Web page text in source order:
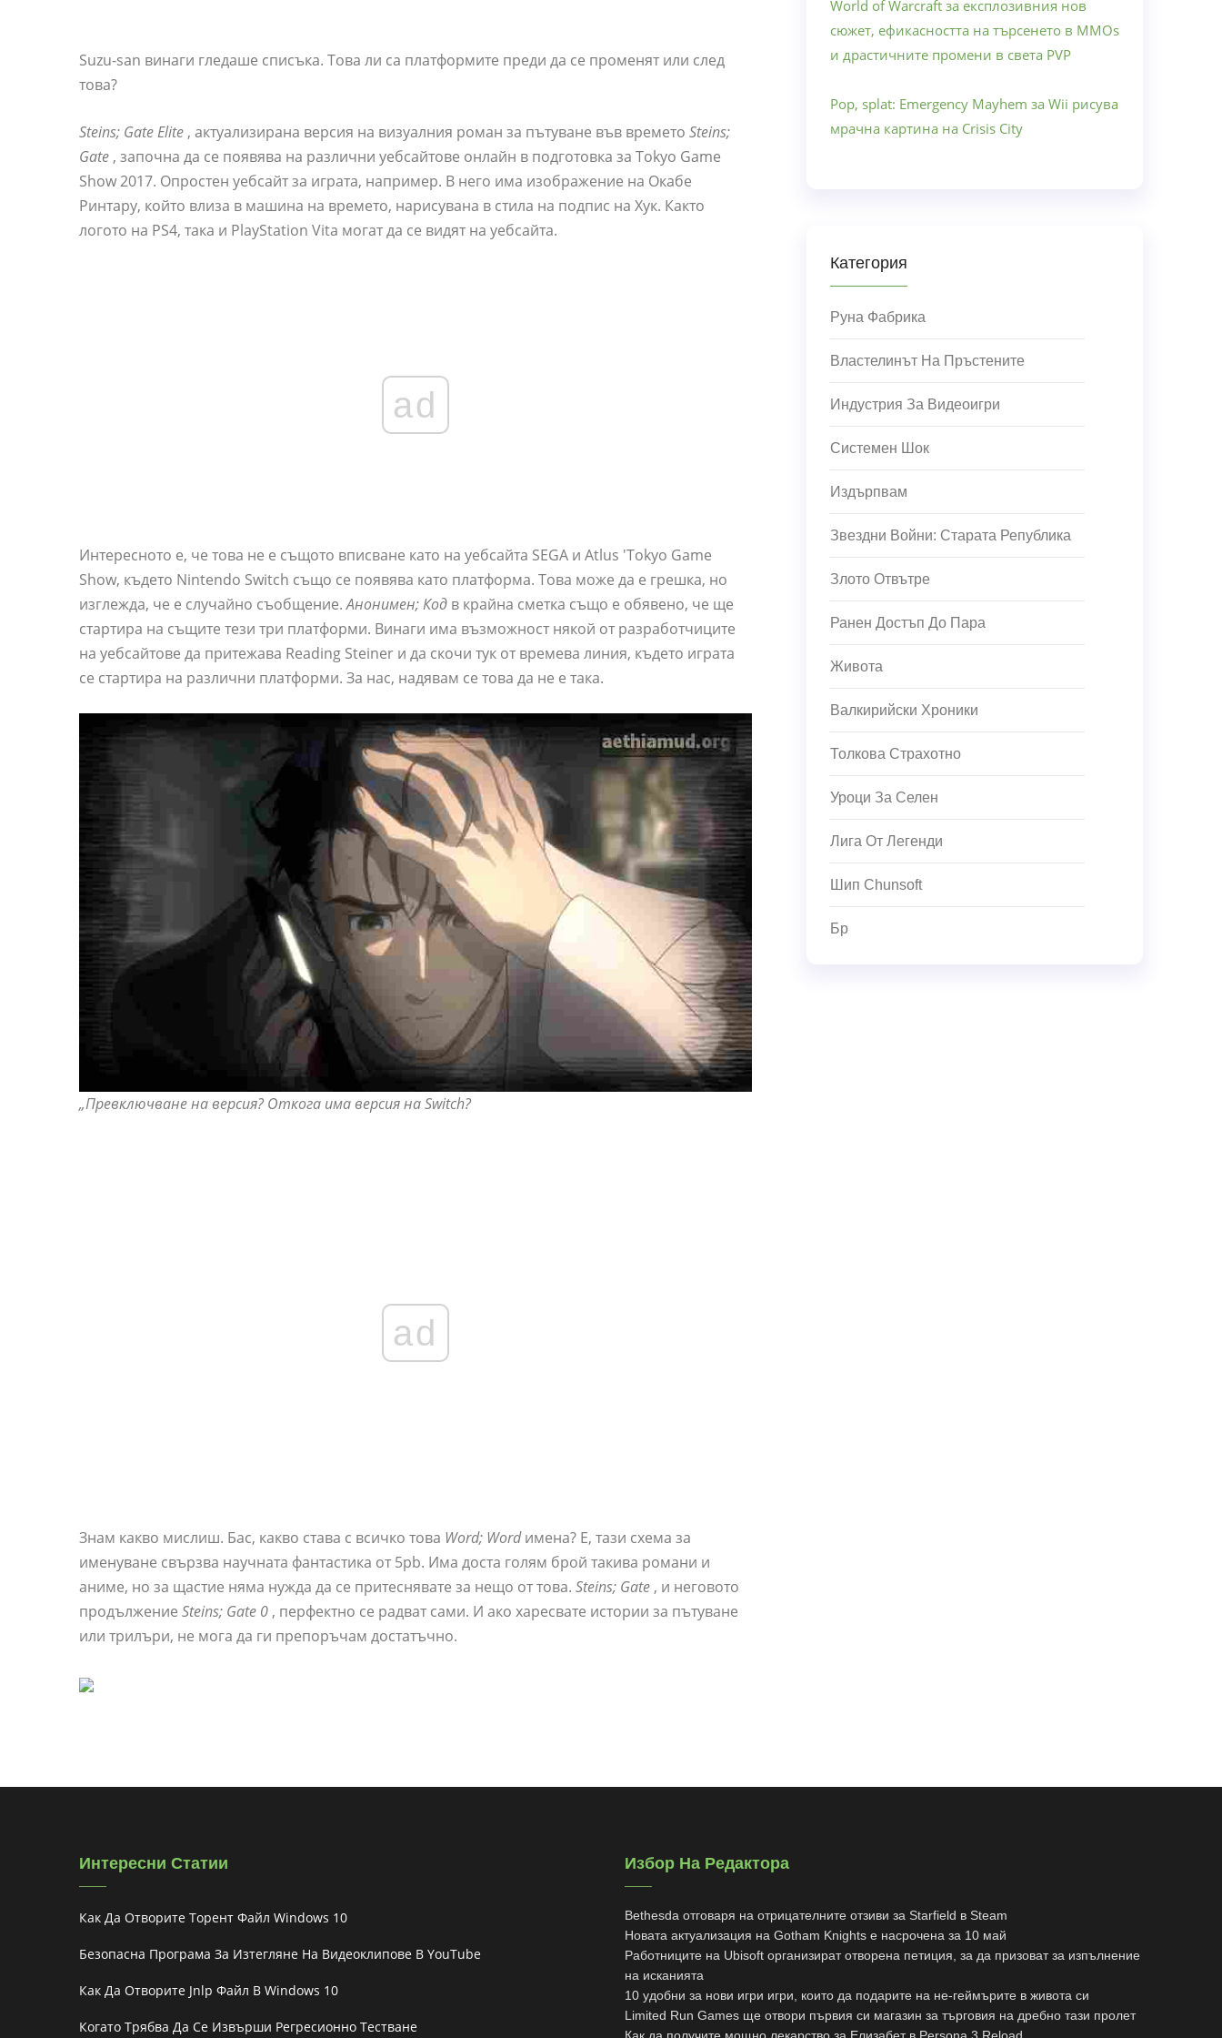
Suzu-san винаги гледаше списъка. Това ли са платформите преди да се променят или след
това?
Steins; Gate Elite , актуализирана версия на визуалния роман за пътуване във времето Steins;
Gate , започна да се появява на различни уебсайтове онлайн в подготовка за Tokyo Game
Show 2017. Опростен уебсайт за играта, например. В него има изображение на Окабе
Ринтару, който влиза в машина на времето, нарисувана в стила на подпис на Хук. Както
логото на PS4, така и PlayStation Vita могат да се видят на уебсайта.
ad
Интересното е, че това не е същото вписване като на уебсайта SEGA и Atlus 'Tokyo Game
Show, където Nintendo Switch също се появява като платформа. Това може да е грешка, но
изглежда, че е случайно съобщение.Анонимен; Код в крайна сметка също е обявено, че ще
стартира на същите тези три платформи. Винаги има възможност някой от разработчиците
на уебсайтове да притежава Reading Steiner и да скочи тук от времева линия, където играта
се стартира на различни платформи. За нас, надявам се това да не е така.
„Превключване на версия? Откога има версия на Switch?
ad
Знам какво мислиш. Бас, какво става с всичко това Word; Wordимена? Е, тази схема за
именуване свързва научната фантастика от 5pb. Има доста голям брой такива романи и
аниме, но за щастие няма нужда да се притеснявате за нещо от това. Steins; Gate , и неговото
продължение Steins; Gate 0 , перфектно се радват сами. И ако харесвате истории за пътуване
или трилъри, не мога да ги препоръчам достатъчно.
World of Warcraft за експлозивния нов
сюжет, ефикасността на търсенето в MMOs
и драстичните промени в света PVP
Pop, splat: Emergency Mayhem за Wii рисува
мрачна картина на Crisis City
Категория
Руна Фабрика
Властелинът На Пръстените
Индустрия За Видеоигри
Системен Шок
Издърпвам
Звездни Войни: Старата Република
Злото Отвътре
Ранен Достъп До Пара
Живота
Валкирийски Хроники
Толкова Страхотно
Уроци За Селен
Лига От Легенди
Шип Chunsoft
Бр
Интересни Статии
Как Да Отворите Торент Файл Windows 10
Безопасна Програма За Изтегляне На Видеоклипове В YouTube
Как Да Отворите Jnlp Файл В Windows 10
Когато Трябва Да Се Извърши Регресионно Тестване
Избор На Редактора
Bethesda отговаря на отрицателните отзиви за Starfield в Steam
Новата актуализация на Gotham Knights е насрочена за 10 май
Работниците на Ubisoft организират отворена петиция, за да призоват за изпълнение
на исканията
10 удобни за нови игри игри, които да подарите на не-геймърите в живота си
Limited Run Games ще отвори първия си магазин за търговия на дребно тази пролет